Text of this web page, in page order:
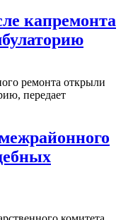
капремонта
ремонта открыли
передает